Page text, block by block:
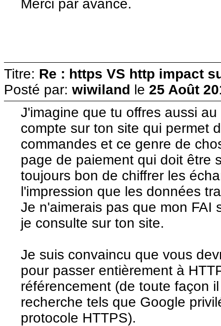
Merci par avance.
Titre: Re : https VS http impact
Posté par: wiwiland le 25 Août
J'imagine que tu offres aussi
compte sur ton site qui permet
commandes et ce genre de
page de paiement qui doit être
toujours bon de chiffrer les
l'impression que les données
Je n'aimerais pas que mon FAI
je consulte sur ton site.
Je suis convaincu que vous
pour passer entièrement à
référencement (de toute façon
recherche tels que Google
protocole HTTPS).